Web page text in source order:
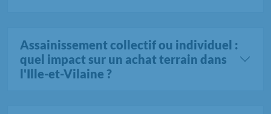
Assainissement collectif ou individuel :
quel impact sur un achat terrain dans
l'Ille-et-Vilaine ?